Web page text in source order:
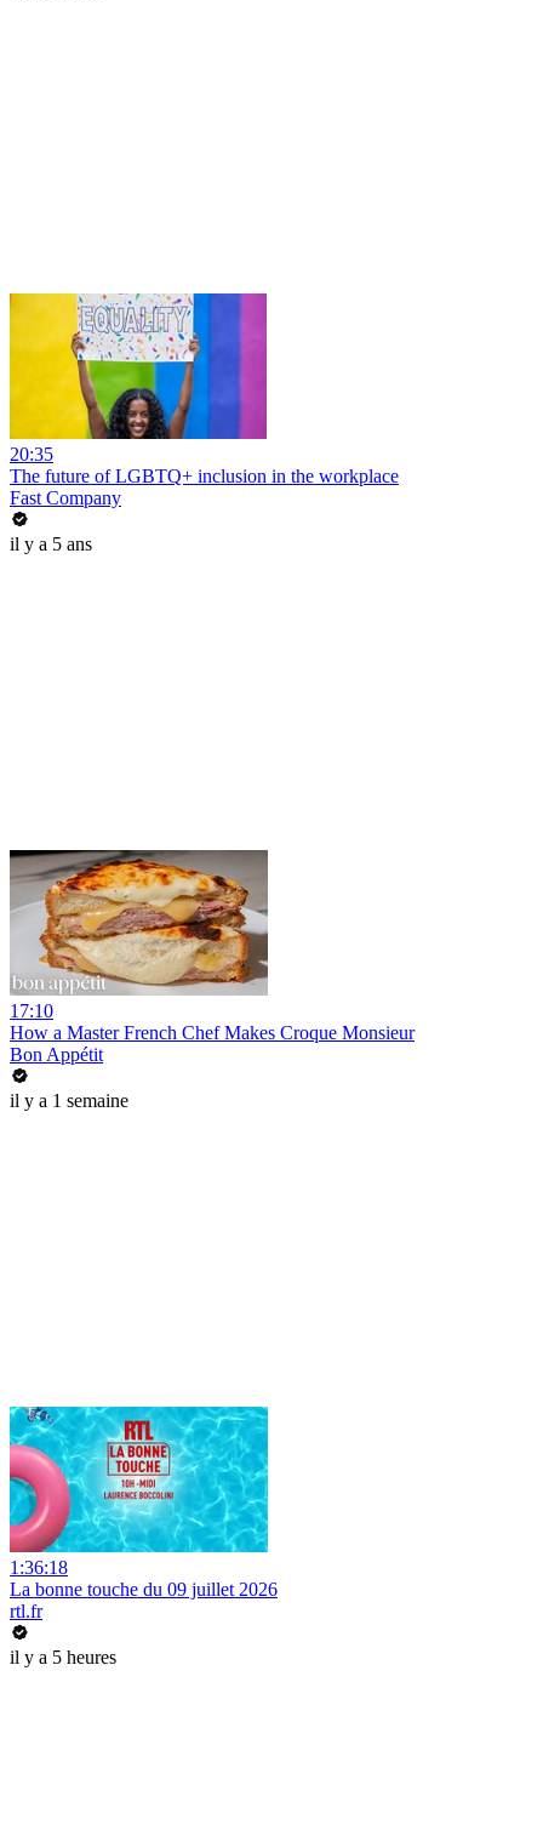
20:35
The future of LGBTQ+ inclusion in the workplace
Fast Company
il y a 5 ans
17:10
How a Master French Chef Makes Croque Monsieur
Bon Appétit
il y a 1 semaine
1:36:18
La bonne touche du 09 juillet 2026
rtl.fr
il y a 5 heures